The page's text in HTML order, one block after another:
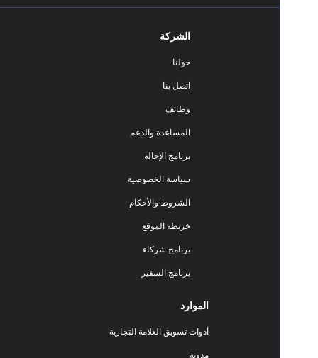
المساعدة والدعم
برنامج الإحالة
سياسة الخصوصية
الشروط والأحكام
خريطة الموقع
برنامج شركاء
برنامج السفير
أدوات تسويق العلامة التجارية